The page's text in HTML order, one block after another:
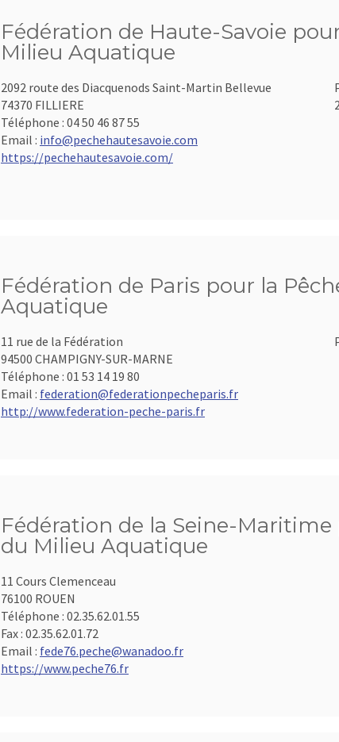
Fédération de Haute-Savoie
Milieu Aquatique
2092 route des Diacquenods Saint-Martin Bellevue
74370 FILLIERE
Téléphone : 04 50 46 87 55
Email : info@pechehautesavoie.com
https://pechehautesavoie.com/
Fédération de Paris pour la
Aquatique
11 rue de la Fédération
94500 CHAMPIGNY-SUR-MARNE
Téléphone : 01 53 14 19 80
Email : federation@federationpecheparis.fr
http://www.federation-peche-paris.fr
Fédération de la Seine-
du Milieu Aquatique
11 Cours Clemenceau
76100 ROUEN
Téléphone : 02.35.62.01.55
Fax : 02.35.62.01.72
Email : fede76.peche@wanadoo.fr
https://www.peche76.fr